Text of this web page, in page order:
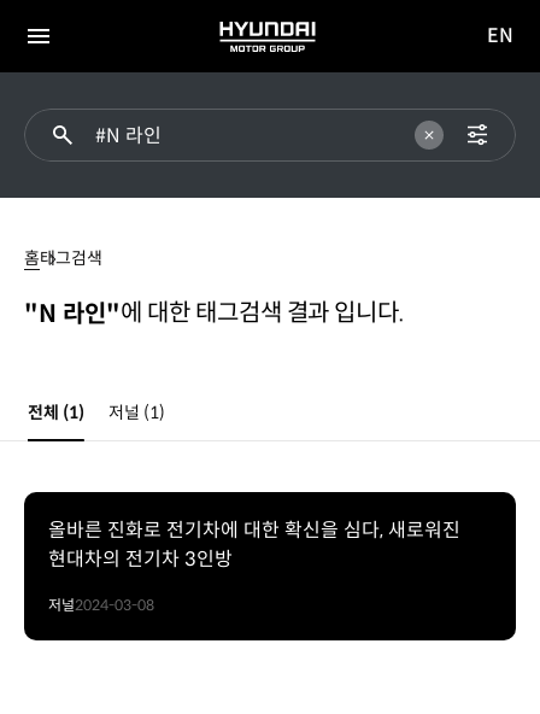
전체
HYUNDAI
MOTOR
이동
EN
홈태그검색
"N 라인"에 대한 태그검색 결과 입니다.
전체 (1) 저널 (1)
올바른 진화로 전기차에 대한 확신을 심다, 새로워진
현대차의 전기차 3인방
저널2024-03-08